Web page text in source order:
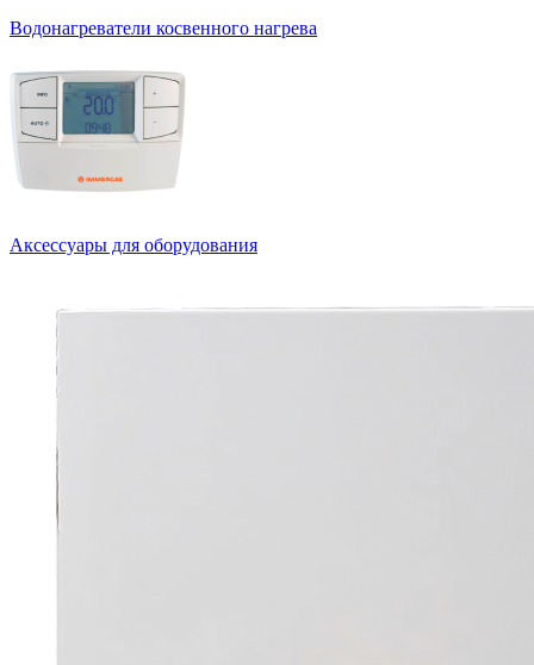
Водонагреватели косвенного нагрева
Аксессуары для оборудования